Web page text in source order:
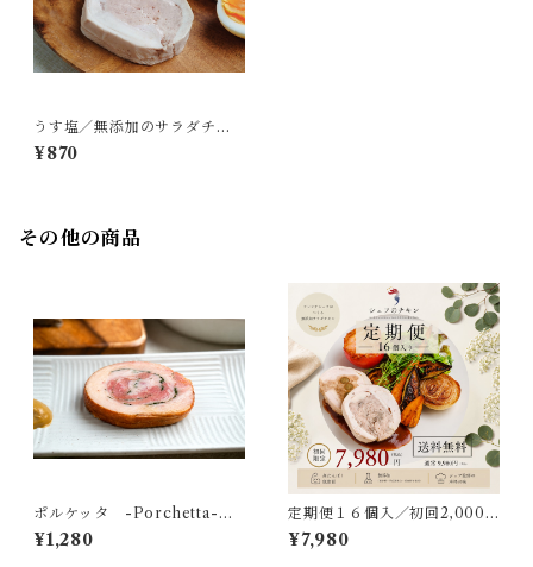
うす塩／無添加のサラダチキ
ン／リピート率NO.1の0.7gの
低塩分／１pc（約70g〜80
¥870
その他の商品
ポルケッタ -Porchetta-
１pc ［冷凍］
¥1,280
定期便１６個入／初回2,000
円OFF／送料無料／1個あたり
498円／シェフのチキンアレ
¥7,980